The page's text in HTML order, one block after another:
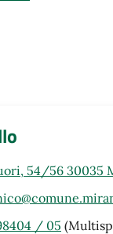
54/56 30035
/ 05